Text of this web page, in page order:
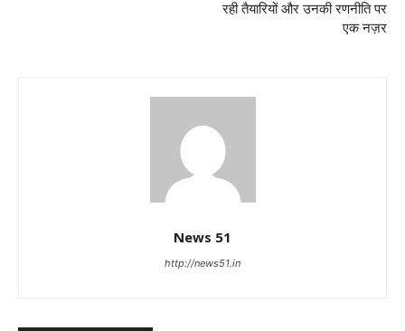
रही तैयारियों और उनकी रणनीति पर
एक नज़र
News 51
http://news51.in